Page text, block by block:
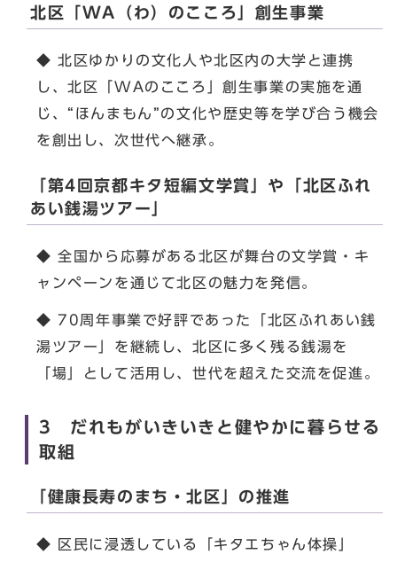
北区「WA（わ）のこころ」創生事業
◆ 北区ゆかりの文化人や北区内の大学と連携
し、北区「WAのこころ」創生事業の実施を通
じ、“ほんまもん”の文化や歴史等を学び合う機会
を創出し、次世代へ継承。
「第4回京都キタ短編文学賞」や「北区ふれ
あい銭湯ツアー」
◆ 全国から応募がある北区が舞台の文学賞・キ
ャンペーンを通じて北区の魅力を発信。
◆ 70周年事業で好評であった「北区ふれあい銭
湯ツアー」を継続し、北区に多く残る銭湯を
「場」として活用し、世代を超えた交流を促進。
3 だれもがいきいきと健やかに暮らせる
取組
「健康長寿のまち・北区」の推進
◆ 区民に浸透している「キタエちゃん体操」